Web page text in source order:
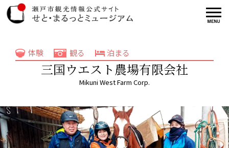
体験 観る 泊まる
三国ウエスト農場有限会社
Mikuni West Farm Corp.